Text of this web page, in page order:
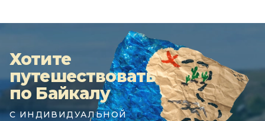
Хотите
путешествовать
по Байкалу
С ИНДИВИДУАЛЬНОЙ